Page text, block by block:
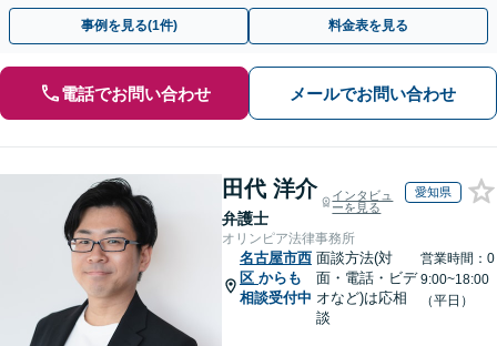
しセミナー講師なども担当【初回相談無料】
事例を見る(1件) 料金表を見る
電話でお問い合わせ メールでお問い合わせ
田代 洋介
弁護士
インタビュ
ーを見る
愛知県
オリンピア法律事務所
名古屋市西
区 からも
相談受付中
面談方法(対
面・電話・ビデ
オなど)は応相
談
営業時間：0
9:00~18:00
（平日）